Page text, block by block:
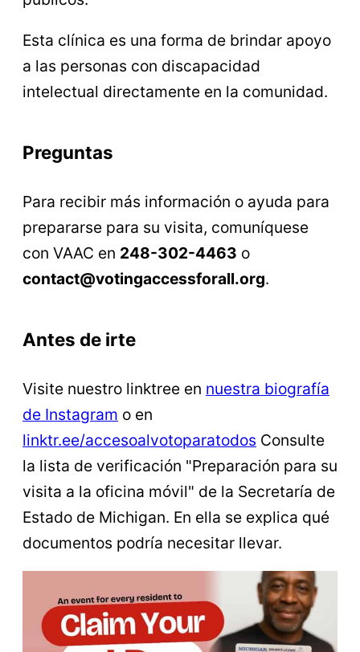
Esta clínica es una forma de brindar apoyo
a las personas con discapacidad
intelectual directamente en la comunidad.
Preguntas
Para recibir más información o ayuda para
prepararse para su visita, comuníquese
con VAAC en 248-302-4463 o
contact@votingaccessforall.org.
Antes de irte
Visite nuestro linktree en nuestra biografía
de Instagram o en
linktr.ee/accesoalvotoparatodos Consulte
la lista de verificación "Preparación para su
visita a la oficina móvil" de la Secretaría de
Estado de Michigan. En ella se explica qué
documentos podría necesitar llevar.